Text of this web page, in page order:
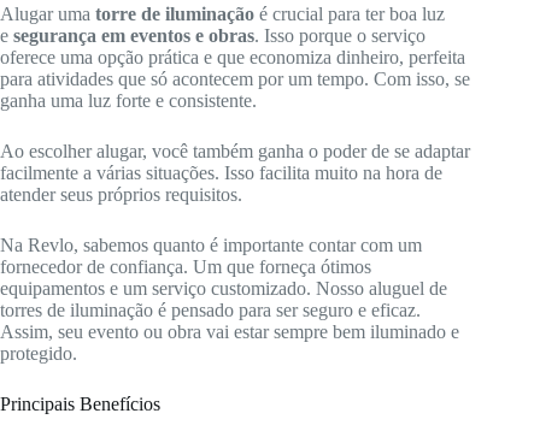
Alugar uma torre de iluminação é crucial para ter boa luz
e segurança em eventos e obras. Isso porque o serviço
oferece uma opção prática e que economiza dinheiro, perfeita
para atividades que só acontecem por um tempo. Com isso, se
ganha uma luz forte e consistente.
Ao escolher alugar, você também ganha o poder de se adaptar
facilmente a várias situações. Isso facilita muito na hora de
atender seus próprios requisitos.
Na Revlo, sabemos quanto é importante contar com um
fornecedor de confiança. Um que forneça ótimos
equipamentos e um serviço customizado. Nosso aluguel de
torres de iluminação é pensado para ser seguro e eficaz.
Assim, seu evento ou obra vai estar sempre bem iluminado e
protegido.
Principais Benefícios